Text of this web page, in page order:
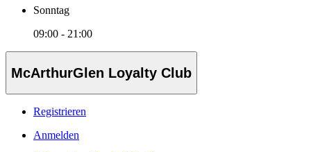
Sonntag
09:00 - 21:00
McArthurGlen Loyalty Club
Registrieren
Anmelden